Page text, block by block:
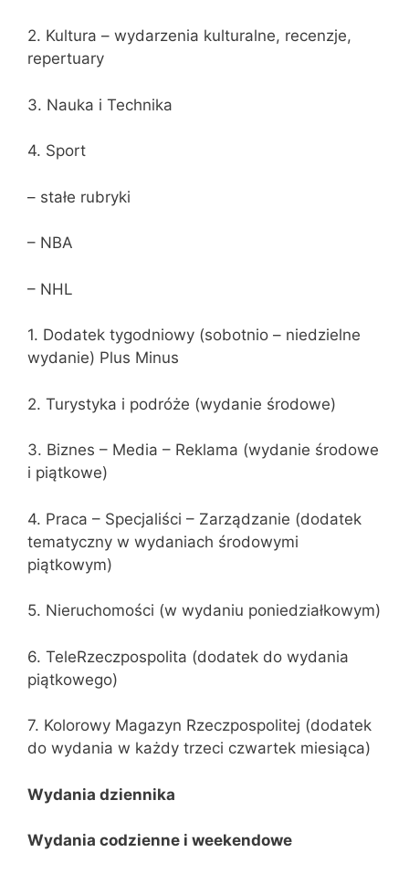
2. Kultura – wydarzenia kulturalne, recenzje,
repertuary
3. Nauka i Technika
4. Sport
– stałe rubryki
– NBA
– NHL
1. Dodatek tygodniowy (sobotnio – niedzielne
wydanie) Plus Minus
2. Turystyka i podróże (wydanie środowe)
3. Biznes – Media – Reklama (wydanie środowe
i piątkowe)
4. Praca – Specjaliści – Zarządzanie (dodatek
tematyczny w wydaniach środowymi
piątkowym)
5. Nieruchomości (w wydaniu poniedziałkowym)
6. TeleRzeczpospolita (dodatek do wydania
piątkowego)
7. Kolorowy Magazyn Rzeczpospolitej (dodatek
do wydania w każdy trzeci czwartek miesiąca)
Wydania dziennika
Wydania codzienne i weekendowe